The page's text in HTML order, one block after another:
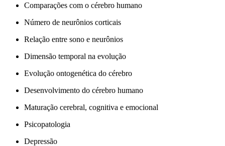
Comparações com o cérebro humano
Número de neurônios corticais
Relação entre sono e neurônios
Dimensão temporal na evolução
Evolução ontogenética do cérebro
Desenvolvimento do cérebro humano
Maturação cerebral, cognitiva e emocional
Psicopatologia
Depressão